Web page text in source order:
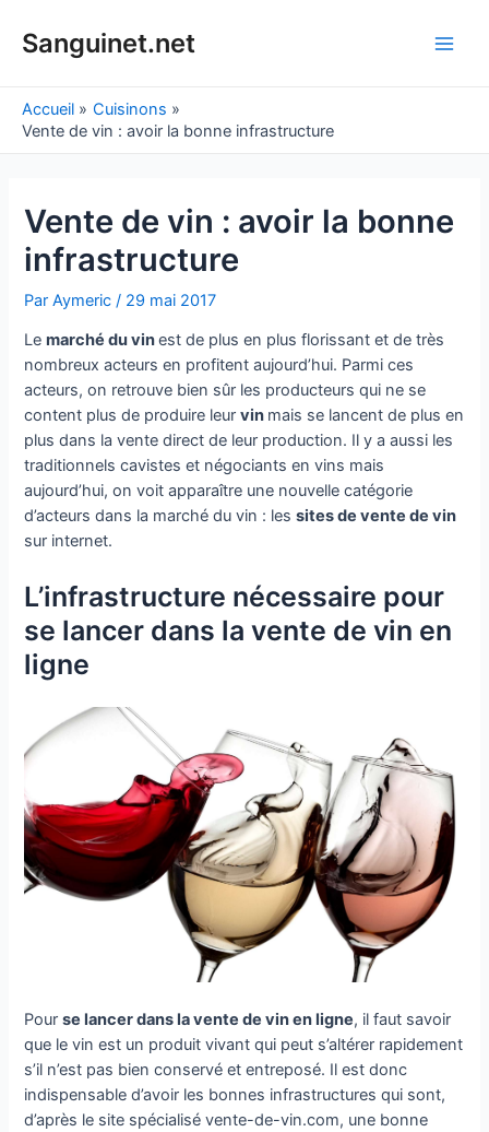
Sanguinet.net
Accueil
Cuisinons
Vente de vin : avoir la bonne infrastructure
Vente de vin : avoir la bonne
infrastructure
ParAymeric/ 29 mai 2017
Lemarché du vinest de plus en plus florissant et de très
nombreux acteurs en profitent aujourd’hui. Parmi ces
acteurs, on retrouve bien sûr les producteurs qui ne se
content plus de produire leurvin mais se lancent de plus en
plus dans la vente direct de leur production. Il y a aussi les
traditionnels cavistes et négociants en vins mais
aujourd’hui, on voit apparaître une nouvelle catégorie
d’acteurs dans la marché du vin : lessites de vente de vin
sur internet.
L’infrastructure nécessaire pour
se lancer dans la vente de vin en
ligne
Pourse lancer dans la vente de vin en ligne, il faut savoir
que le vin est un produit vivant qui peut s’altérer rapidement
s’il n’est pas bien conservé et entreposé. Il est donc
indispensable d’avoir les bonnes infrastructures qui sont,
d’après le site spécialisé vente-de-vin.com, une bonne